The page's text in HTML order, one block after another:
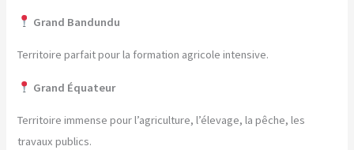
Grand Bandundu
Territoire parfait pour la formation agricole intensive.
Grand Équateur
Territoire immense pour l’agriculture, l’élevage, la pêche, les
travaux publics.